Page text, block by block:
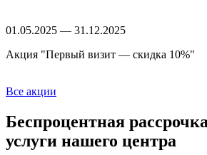
01.05.2025 — 31.12.2025
Акция "Первый визит — скидка 10%"
Все акции
Беспроцентная рассрочка
услуги нашего центра